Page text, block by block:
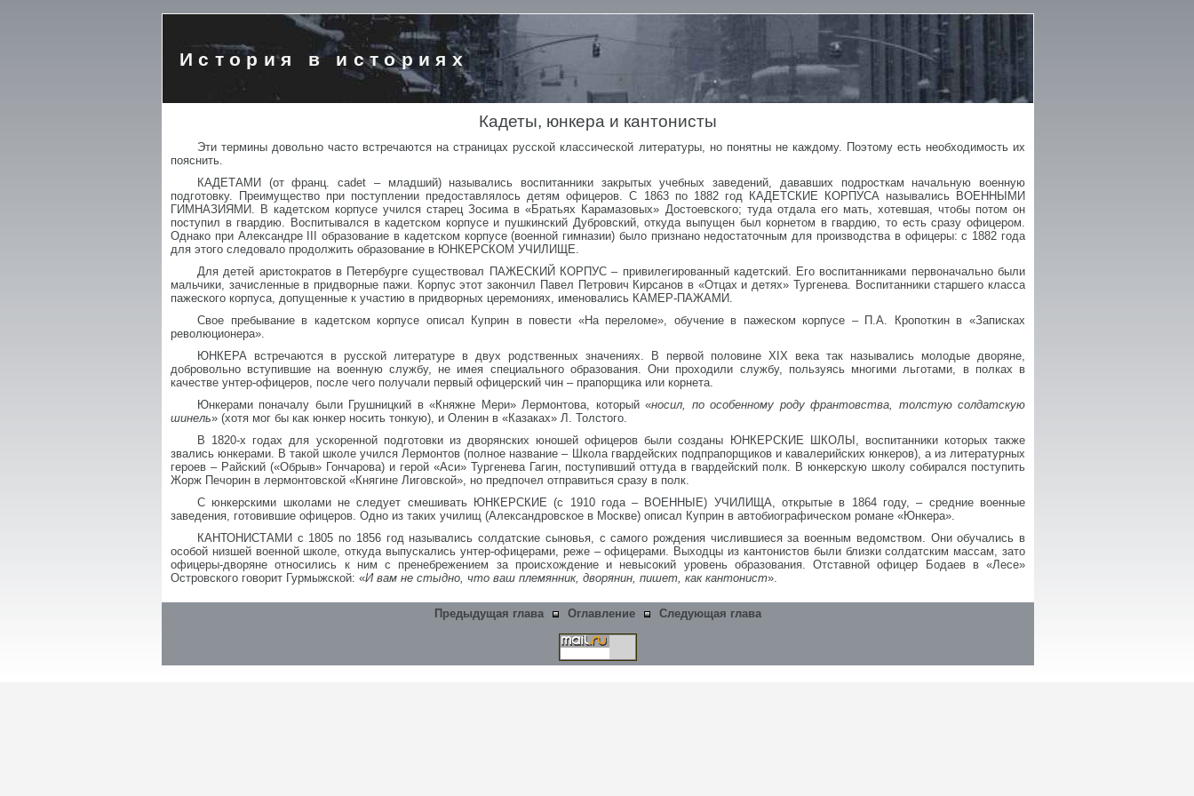
История в историях
Кадеты, юнкера и кантонисты
Эти термины довольно часто встречаются на страницах русской классической литературы, но понятны не каждому. Поэтому есть необходимость их
пояснить.
КАДЕТАМИ (от франц. cadet – младший) назывались воспитанники закрытых учебных заведений, дававших подросткам начальную военную
подготовку. Преимущество при поступлении предоставлялось детям офицеров. С 1863 по 1882 год КАДЕТСКИЕ КОРПУСА назывались ВОЕННЫМИ
ГИМНАЗИЯМИ. В кадетском корпусе учился старец Зосима в «Братьях Карамазовых» Достоевского; туда отдала его мать, хотевшая, чтобы потом он
поступил в гвардию. Воспитывался в кадетском корпусе и пушкинский Дубровский, откуда выпущен был корнетом в гвардию, то есть сразу офицером.
Однако при Александре III образование в кадетском корпусе (военной гимназии) было признано недостаточным для производства в офицеры: с 1882 года
для этого следовало продолжить образование в ЮНКЕРСКОМ УЧИЛИЩЕ.
Для детей аристократов в Петербурге существовал ПАЖЕСКИЙ КОРПУС – привилегированный кадетский. Его воспитанниками первоначально были
мальчики, зачисленные в придворные пажи. Корпус этот закончил Павел Петрович Кирсанов в «Отцах и детях» Тургенева. Воспитанники старшего класса
пажеского корпуса, допущенные к участию в придворных церемониях, именовались КАМЕР-ПАЖАМИ.
Свое пребывание в кадетском корпусе описал Куприн в повести «На переломе», обучение в пажеском корпусе – П.А. Кропоткин в «Записках
революционера».
ЮНКЕРА встречаются в русской литературе в двух родственных значениях. В первой половине XIX века так назывались молодые дворяне,
добровольно вступившие на военную службу, не имея специального образования. Они проходили службу, пользуясь многими льготами, в полках в
качестве унтер-офицеров, после чего получали первый офицерский чин – прапорщика или корнета.
Юнкерами поначалу были Грушницкий в «Княжне Мери» Лермонтова, который «носил, по особенному роду франтовства, толстую солдатскую
шинель» (хотя мог бы как юнкер носить тонкую), и Оленин в «Казаках» Л. Толстого.
В 1820-х годах для ускоренной подготовки из дворянских юношей офицеров были созданы ЮНКЕРСКИЕ ШКОЛЫ, воспитанники которых также
звались юнкерами. В такой школе учился Лермонтов (полное название – Школа гвардейских подпрапорщиков и кавалерийских юнкеров), а из литературных
героев – Райский («Обрыв» Гончарова) и герой «Аси» Тургенева Гагин, поступивший оттуда в гвардейский полк. В юнкерскую школу собирался поступить
Жорж Печорин в лермонтовской «Княгине Лиговской», но предпочел отправиться сразу в полк.
С юнкерскими школами не следует смешивать ЮНКЕРСКИЕ (с 1910 года – ВОЕННЫЕ) УЧИЛИЩА, открытые в 1864 году, – средние военные
заведения, готовившие офицеров. Одно из таких училищ (Александровское в Москве) описал Куприн в автобиографическом романе «Юнкера».
КАНТОНИСТАМИ с 1805 по 1856 год назывались солдатские сыновья, с самого рождения числившиеся за военным ведомством. Они обучались в
особой низшей военной школе, откуда выпускались унтер-офицерами, реже – офицерами. Выходцы из кантонистов были близки солдатским массам, зато
офицеры-дворяне относились к ним с пренебрежением за происхождение и невысокий уровень образования. Отставной офицер Бодаев в «Лесе»
Островского говорит Гурмыжской: «И вам не стыдно, что ваш племянник, дворянин, пишет, как кантонист».
Предыдущая глава Оглавление Следующая глава